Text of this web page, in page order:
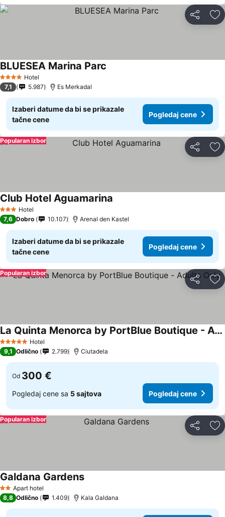
Deli
4 ZvezdiceHotel
BLUESEA Marina Parc
7,1 5.987 Es Merkadal
Izaberi datume da bi se prikazale
tačne cene
Pogledaj cene
Deli
Popularan izbor
3 Zvezdice
Hotel
Club Hotel Aguamarina
7,6 Dobro 10.107 Arenal den Kastel
Izaberi datume da bi se prikazale
tačne cene
Pogledaj cene
Deli
Popularan izbor
5 ZvezdiceHotel
La Quinta Menorca by PortBlue Boutique - Adults Only
9,1 Odlično 2.799 Ciutadela
Od 300 €
Pogledaj cene sa 5 sajtova Pogledaj cene
Deli
Popularan izbor
2 Zvezdice
Apart hotel
Galdana Gardens
8,8 Odlično 1.409 Kala Galdana